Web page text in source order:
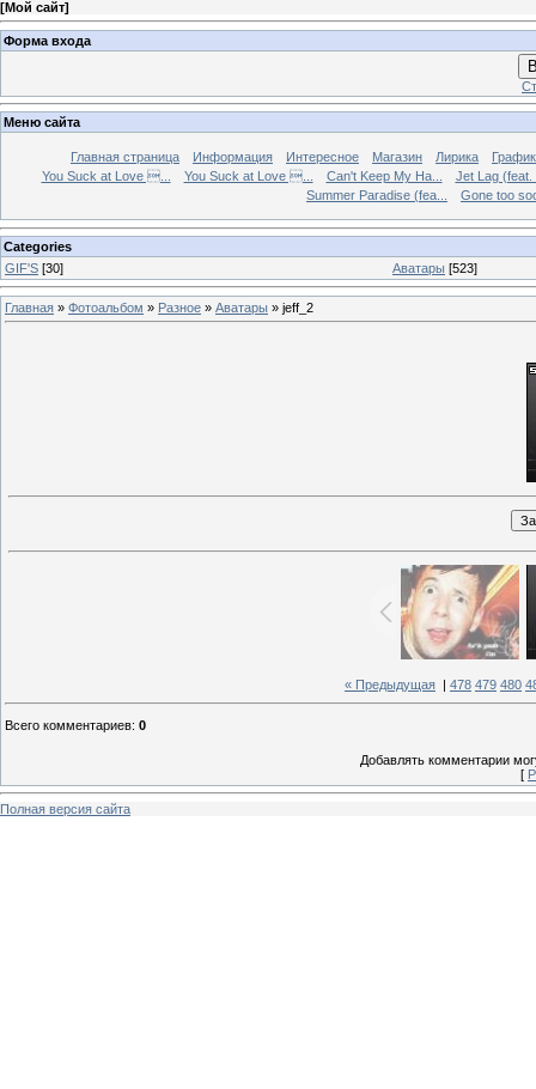
[Мой сайт]
Форма входа
Меню сайта
Главная страница Информация Интересное Магазин Лирика
You Suck at Love ...
You Suck at Love ... Can't Keep My Ha...
Jet Lag (feat.
Summer Paradise (fea...
Gone too
Categories
GIF'S [30] Аватары [523]
Главная » Фотоальбом » Разное » Аватары » jeff_2
« Предыдущая 478 479 480
Всего комментариев: 0
Добавлять комментарии
[
Полная версия сайта